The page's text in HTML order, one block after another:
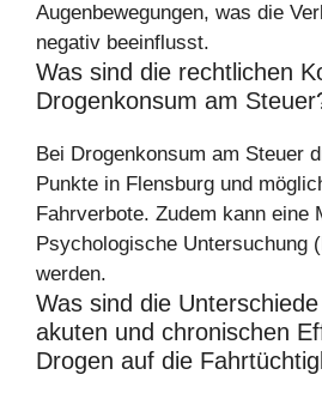
Augenbewegungen, was die
negativ beeinflusst.
Was sind die rechtlichen
Drogenkonsum am
Bei Drogenkonsum am Steuer
Punkte in Flensburg und
Fahrverbote. Zudem kann eine
Psychologische Untersuchung
werden.
Was sind die
akuten und chronischen
Drogen auf die